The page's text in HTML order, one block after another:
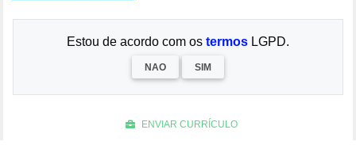
Estou de acordo com os termos LGPD.
NAO SIM
ENVIAR CURRÍCULO